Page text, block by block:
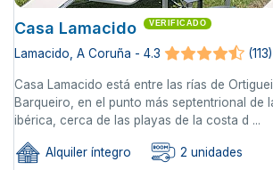
Casa Lamacido VERIFICADO
Lamacido, A Coruña - 4.3 (113)
Casa Lamacido está entre las rías de
Barqueiro, en el punto más septentrional de
ibérica, cerca de las playas de la costa d ...
Alquiler íntegro 2 unidades